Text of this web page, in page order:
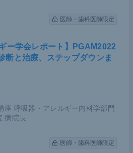
医師・歯科医師限定
ー学会レポート】PGAM2022
と治療、ステップダウンま
座 呼吸器・アレルギー内科学部門
病院長
医師・歯科医師限定